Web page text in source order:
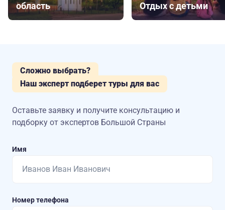
область
Отдых с детьми
Сложно выбрать?
Наш эксперт подберет туры для вас
Оставьте заявку и получите консультацию и
подборку от экспертов Большой Страны
Имя
Номер телефона